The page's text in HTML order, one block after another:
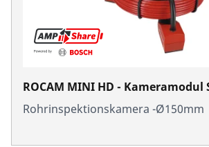
ROCAM MINI HD - Kameramodul
Rohrinspektionskamera -Ø150mm